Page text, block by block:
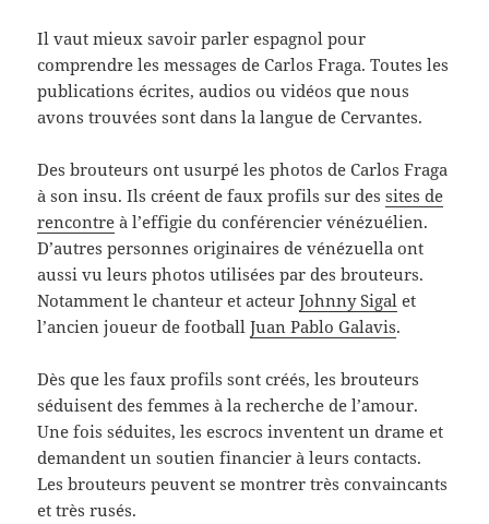
Il vaut mieux savoir parler espagnol pour
comprendre les messages de Carlos Fraga. Toutes les
publications écrites, audios ou vidéos que nous
avons trouvées sont dans la langue de Cervantes.
Des brouteurs ont usurpé les photos de Carlos Fraga
à son insu. Ils créent de faux profils sur dessites de
rencontre à l’effigie du conférencier vénézuélien.
D’autres personnes originaires de vénézuella ont
aussi vu leurs photos utilisées par des brouteurs.
Notamment le chanteur et acteurJohnny Sigal et
l’ancien joueur de footballJuan Pablo Galavis.
Dès que les faux profils sont créés, les brouteurs
séduisent des femmes à la recherche de l’amour.
Une fois séduites, les escrocs inventent un drame et
demandent un soutien financier à leurs contacts.
Les brouteurs peuvent se montrer très convaincants
et très rusés.